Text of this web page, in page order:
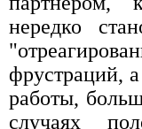
нередко
фрустраций,
работы,
случаях